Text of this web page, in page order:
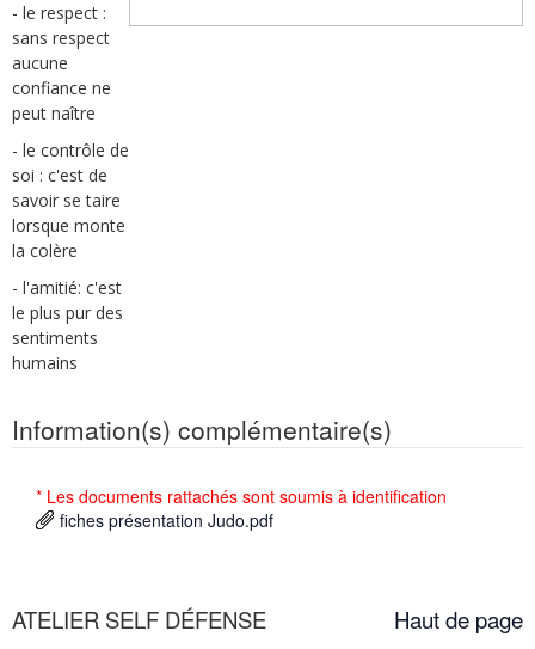
- le respect :
sans respect
aucune
confiance ne
peut naître
- le contrôle de
soi : c'est de
savoir se taire
lorsque monte
la colère
- l'amitié: c'est
le plus pur des
sentiments
humains
Information(s) complémentaire(s)
* Les documents rattachés sont soumis à identification
fiches présentation Judo.pdf
ATELIER SELF DÉFENSE Haut de page